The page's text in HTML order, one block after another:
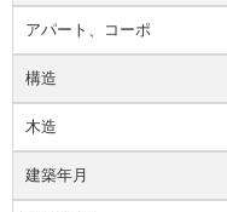
アパート、コーポ
構造
木造
建築年月